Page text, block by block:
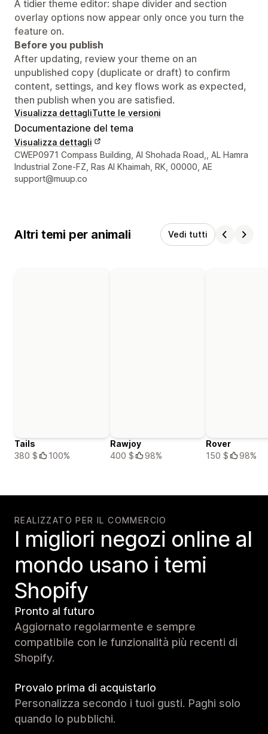
A tidier theme editor: shape divider and section
overlay options now appear only once you turn the
feature on.
Before you publish
After updating, review your theme on an
unpublished copy (duplicate or draft) to confirm
content, settings, and key flows work as expected,
then publish when you are satisfied.
Visualizza dettagliTutte le versioni
Documentazione del tema
Visualizza dettagli
Recapiti del designer
CWEP0971 Compass Building, Al Shohada Road,, AL Hamra
Industrial Zone-FZ, Ras Al Khaimah, RK, 00000, AE
support@muup.co
Altri temi per animali Vedi tutti
Tails
380 $
100%
Rawjoy
400 $
98%
Rover
150 $
98%
REALIZZATO PER IL COMMERCIO
I migliori negozi online al
mondo usano i temi
Shopify
Pronto al futuro
Aggiornato regolarmente e sempre
compatibile con le funzionalità più recenti di
Shopify.
Provalo prima di acquistarlo
Personalizza secondo i tuoi gusti. Paghi solo
quando lo pubblichi.